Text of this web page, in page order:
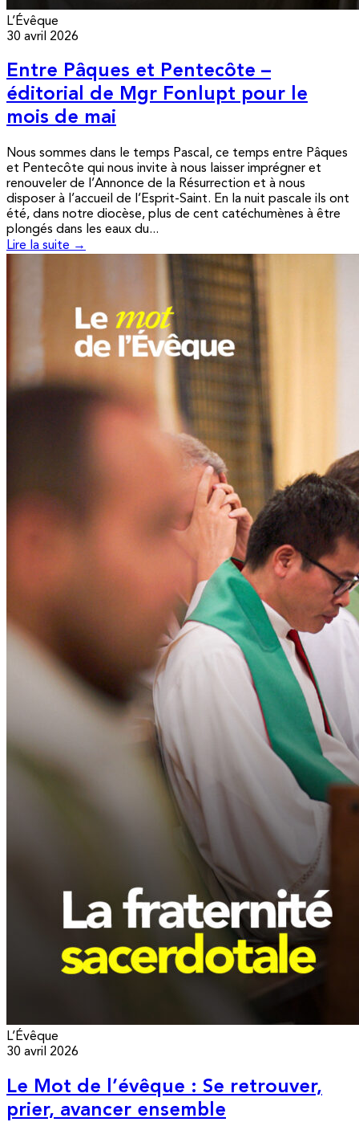
L’Évêque
30 avril 2026
Entre Pâques et Pentecôte –
éditorial de Mgr Fonlupt pour le
mois de mai
Nous sommes dans le temps Pascal, ce temps entre Pâques
et Pentecôte qui nous invite à nous laisser imprégner et
renouveler de l’Annonce de la Résurrection et à nous
disposer à l’accueil de l’Esprit-Saint. En la nuit pascale ils ont
été, dans notre diocèse, plus de cent catéchumènes à être
plongés dans les eaux du...
Lire la suite →
L’Évêque
30 avril 2026
Le Mot de l’évêque : Se retrouver,
prier, avancer ensemble